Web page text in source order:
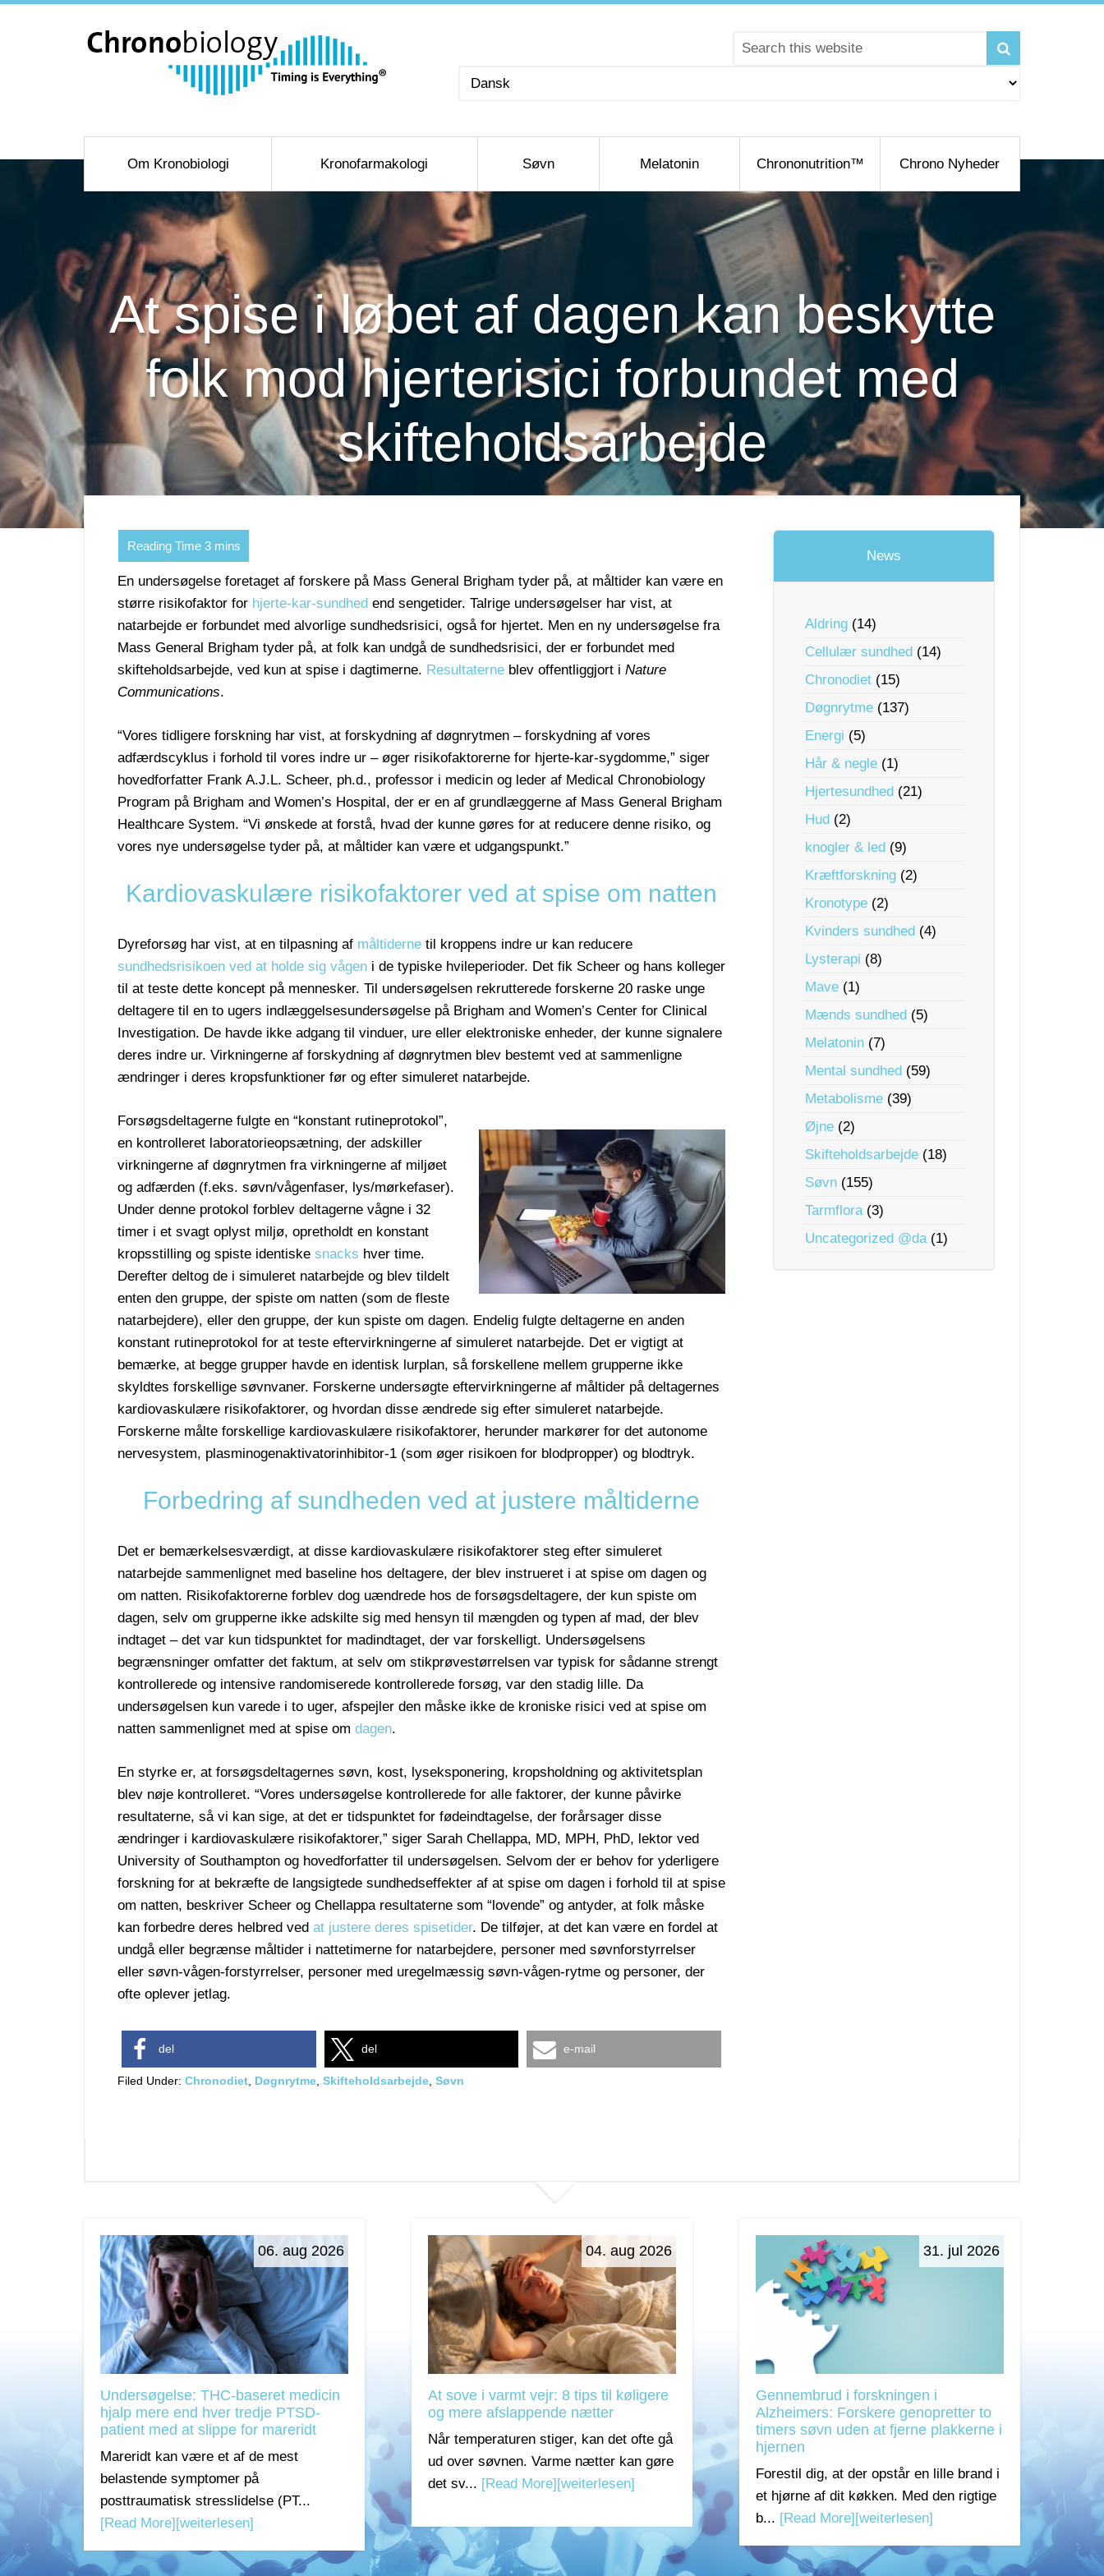
Vælg
Om Kronobiologi Kronofarmakologi Søvn Melatonin Chrononutrition™ Chrono Nyheder
At spise i løbet af dagen kan beskytte
folk mod hjerterisici forbundet med
skifteholdsarbejde
En undersøgelse foretaget af forskere på Mass General Brigham tyder på, at måltider kan være en
større risikofaktor for hjerte-kar-sundhed end sengetider. Talrige undersøgelser har vist, at
natarbejde er forbundet med alvorlige sundhedsrisici, også for hjertet. Men en ny undersøgelse fra
Mass General Brigham tyder på, at folk kan undgå de sundhedsrisici, der er forbundet med
skifteholdsarbejde, ved kun at spise i dagtimerne. Resultaterne blev offentliggjort i Nature
Communications.
“Vores tidligere forskning har vist, at forskydning af døgnrytmen – forskydning af vores
adfærdscyklus i forhold til vores indre ur – øger risikofaktorerne for hjerte-kar-sygdomme,” siger
hovedforfatter Frank A.J.L. Scheer, ph.d., professor i medicin og leder af Medical Chronobiology
Program på Brigham and Women’s Hospital, der er en af grundlæggerne af Mass General Brigham
Healthcare System. “Vi ønskede at forstå, hvad der kunne gøres for at reducere denne risiko, og
vores nye undersøgelse tyder på, at måltider kan være et udgangspunkt.”
Kardiovaskulære risikofaktorer ved at spise om natten
Dyreforsøg har vist, at en tilpasning af måltiderne til kroppens indre ur kan reducere
sundhedsrisikoen ved at holde sig vågen i de typiske hvileperioder. Det fik Scheer og hans kolleger
til at teste dette koncept på mennesker. Til undersøgelsen rekrutterede forskerne 20 raske unge
deltagere til en to ugers indlæggelsesundersøgelse på Brigham and Women’s Center for Clinical
Investigation. De havde ikke adgang til vinduer, ure eller elektroniske enheder, der kunne signalere
deres indre ur. Virkningerne af forskydning af døgnrytmen blev bestemt ved at sammenligne
ændringer i deres kropsfunktioner før og efter simuleret natarbejde.
Forsøgsdeltagerne fulgte en “konstant rutineprotokol”,
en kontrolleret laboratorieopsætning, der adskiller
virkningerne af døgnrytmen fra virkningerne af miljøet
og adfærden (f.eks. søvn/vågenfaser, lys/mørkefaser).
Under denne protokol forblev deltagerne vågne i 32
timer i et svagt oplyst miljø, opretholdt en konstant
kropsstilling og spiste identiske snacks hver time.
Derefter deltog de i simuleret natarbejde og blev tildelt
enten den gruppe, der spiste om natten (som de fleste
natarbejdere), eller den gruppe, der kun spiste om dagen. Endelig fulgte deltagerne en anden
konstant rutineprotokol for at teste eftervirkningerne af simuleret natarbejde. Det er vigtigt at
bemærke, at begge grupper havde en identisk lurplan, så forskellene mellem grupperne ikke
skyldtes forskellige søvnvaner. Forskerne undersøgte eftervirkningerne af måltider på deltagernes
kardiovaskulære risikofaktorer, og hvordan disse ændrede sig efter simuleret natarbejde.
Forskerne målte forskellige kardiovaskulære risikofaktorer, herunder markører for det autonome
nervesystem, plasminogenaktivatorinhibitor-1 (som øger risikoen for blodpropper) og blodtryk.
Forbedring af sundheden ved at justere måltiderne
Det er bemærkelsesværdigt, at disse kardiovaskulære risikofaktorer steg efter simuleret
natarbejde sammenlignet med baseline hos deltagere, der blev instrueret i at spise om dagen og
om natten. Risikofaktorerne forblev dog uændrede hos de forsøgsdeltagere, der kun spiste om
dagen, selv om grupperne ikke adskilte sig med hensyn til mængden og typen af mad, der blev
indtaget – det var kun tidspunktet for madindtaget, der var forskelligt. Undersøgelsens
begrænsninger omfatter det faktum, at selv om stikprøvestørrelsen var typisk for sådanne strengt
kontrollerede og intensive randomiserede kontrollerede forsøg, var den stadig lille. Da
undersøgelsen kun varede i to uger, afspejler den måske ikke de kroniske risici ved at spise om
natten sammenlignet med at spise om dagen.
En styrke er, at forsøgsdeltagernes søvn, kost, lyseksponering, kropsholdning og aktivitetsplan
blev nøje kontrolleret. “Vores undersøgelse kontrollerede for alle faktorer, der kunne påvirke
resultaterne, så vi kan sige, at det er tidspunktet for fødeindtagelse, der forårsager disse
ændringer i kardiovaskulære risikofaktorer,” siger Sarah Chellappa, MD, MPH, PhD, lektor ved
University of Southampton og hovedforfatter til undersøgelsen. Selvom der er behov for yderligere
forskning for at bekræfte de langsigtede sundhedseffekter af at spise om dagen i forhold til at spise
om natten, beskriver Scheer og Chellappa resultaterne som “lovende” og antyder, at folk måske
kan forbedre deres helbred ved at justere deres spisetider. De tilføjer, at det kan være en fordel at
undgå eller begrænse måltider i nattetimerne for natarbejdere, personer med søvnforstyrrelser
eller søvn-vågen-forstyrrelser, personer med uregelmæssig søvn-vågen-rytme og personer, der
ofte oplever jetlag.
del del e-mail
Filed Under: Chronodiet Døgnrytme Skifteholdsarbejde Søvn
News
Aldring (14)
Cellulær sundhed (14)
Chronodiet (15)
Døgnrytme (137)
Energi (5)
Hår & negle (1)
Hjertesundhed (21)
Hud (2)
knogler & led (9)
Kræftforskning (2)
Kronotype (2)
Kvinders sundhed (4)
Lysterapi (8)
Mave (1)
Mænds sundhed (5)
Melatonin (7)
Mental sundhed (59)
Metabolisme (39)
Øjne (2)
Skifteholdsarbejde (18)
Søvn (155)
Tarmflora(3)
Uncategorized @da(1)
06. aug 2026
Undersøgelse: THC-baseret medicin
hjalp mere end hver tredje PTSD-
patient med at slippe for mareridt
Mareridt kan være et af de mest
belastende symptomer på
posttraumatisk stresslidelse (PT...
[Read More][weiterlesen]
04. aug 2026
At sove i varmt vejr: 8 tips til køligere
og mere afslappende nætter
Når temperaturen stiger, kan det ofte gå
ud over søvnen. Varme nætter kan gøre
det sv... [Read More][weiterlesen]
31. jul 2026
Gennembrud i forskningen i
Alzheimers: Forskere genopretter to
timers søvn uden at fjerne plakkerne i
hjernen
Forestil dig, at der opstår en lille brand i
et hjørne af dit køkken. Med den rigtige
b... [Read More][weiterlesen]